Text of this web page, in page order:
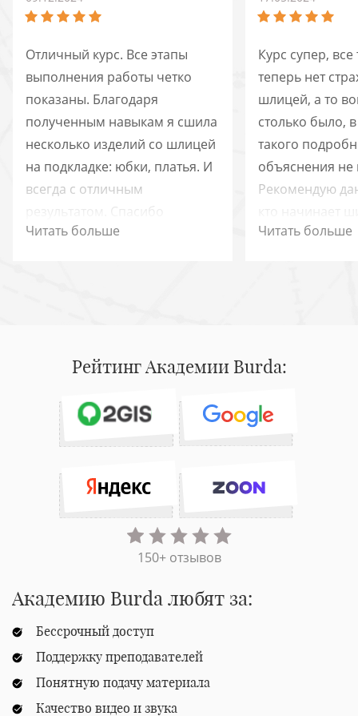
Отличный курс. Все этапы
выполнения работы четко
показаны. Благодаря
полученным навыкам я сшила
несколько изделий со шлицей
на подкладке: юбки, платья. И
всегда с отличным
результатом. Спасибо
разработчикам курса.
Читать больше
Курс супер,
теперь нет
шлицей, а то
столько было,
такого
объяснения
Рекомендую
Читать больше
Рейтинг Академии Burda:
150+ отзывов
Академию Burda любят за:
Бессрочный доступ
Поддержку преподавателей
Понятную подачу материала
Качество видео и звука